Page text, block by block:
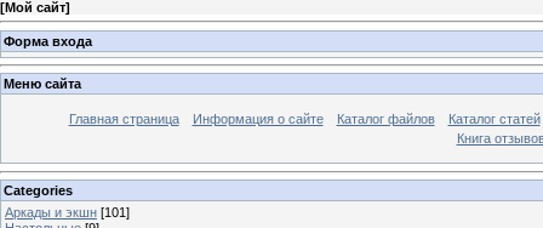
[Мой сайт]
Форма входа
Меню сайта
Главная страница Информация о сайте Каталог файлов
Каталог статей
Книга
Categories
Аркады и экшн [101]